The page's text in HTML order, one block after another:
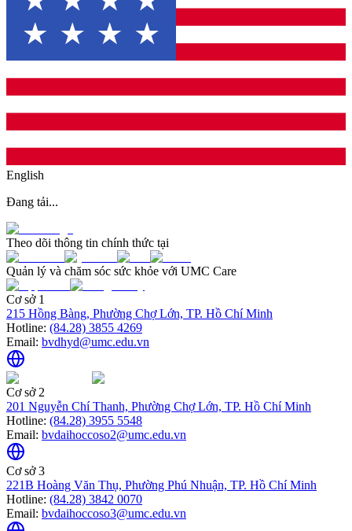
English
Đang tải...
Theo dõi thông tin chính thức tại
Quản lý và chăm sóc sức khỏe với UMC Care
Cơ sở 1
215 Hồng Bàng, Phường Chợ Lớn, TP. Hồ Chí Minh
Hotline: (84.28) 3855 4269
Email: bvdhyd@umc.edu.vn
Cơ sở 2
201 Nguyễn Chí Thanh, Phường Chợ Lớn, TP. Hồ Chí Minh
Hotline: (84.28) 3955 5548
Email: bvdaihoccoso2@umc.edu.vn
Cơ sở 3
221B Hoàng Văn Thụ, Phường Phú Nhuận, TP. Hồ Chí Minh
Hotline: (84.28) 3842 0070
Email: bvdaihoccoso3@umc.edu.vn